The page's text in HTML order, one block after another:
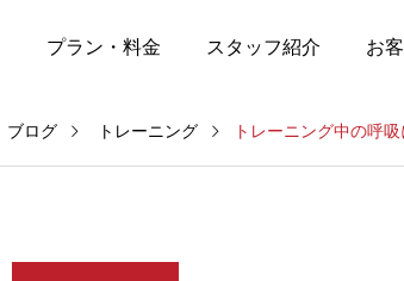
プラン・料金 スタッフ紹介 お
ブログ トレーニング トレーニング中の呼